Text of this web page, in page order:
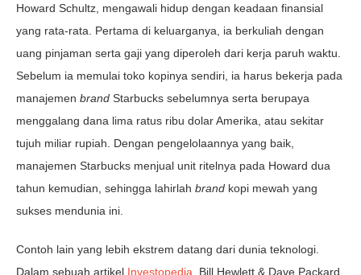
Howard Schultz, mengawali hidup dengan keadaan finansial
yang rata-rata. Pertama di keluarganya, ia berkuliah dengan
uang pinjaman serta gaji yang diperoleh dari kerja paruh waktu.
Sebelum ia memulai toko kopinya sendiri, ia harus bekerja pada
manajemen brand Starbucks sebelumnya serta berupaya
menggalang dana lima ratus ribu dolar Amerika, atau sekitar
tujuh miliar rupiah. Dengan pengelolaannya yang baik,
manajemen Starbucks menjual unit ritelnya pada Howard dua
tahun kemudian, sehingga lahirlah brand kopi mewah yang
sukses mendunia ini.
Contoh lain yang lebih ekstrem datang dari dunia teknologi.
Dalam sebuah artikel Investopedia, Bill Hewlett & Dave Packard